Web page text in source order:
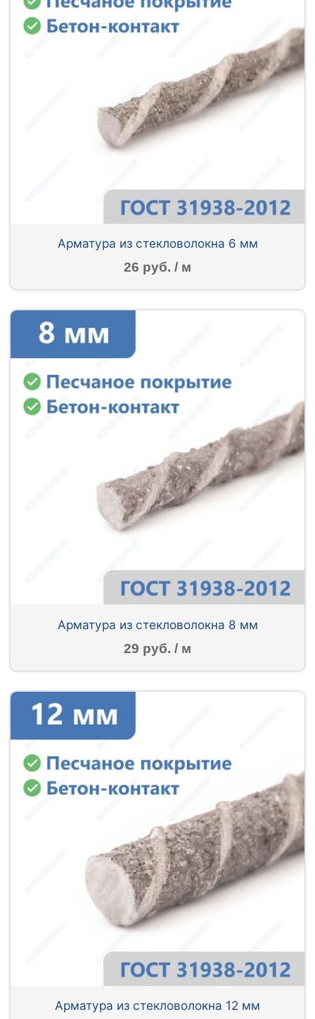
Арматура из стекловолокна 6 мм
26 руб. / м
Арматура из стекловолокна 8 мм
29 руб. / м
Арматура из стекловолокна 12 мм